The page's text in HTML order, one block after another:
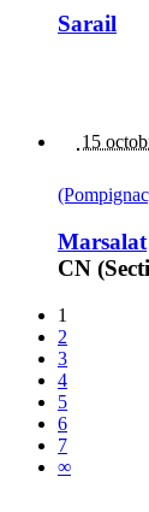
Sarail
15
Marsalat
CN
1
2
3
4
5
6
7
∞